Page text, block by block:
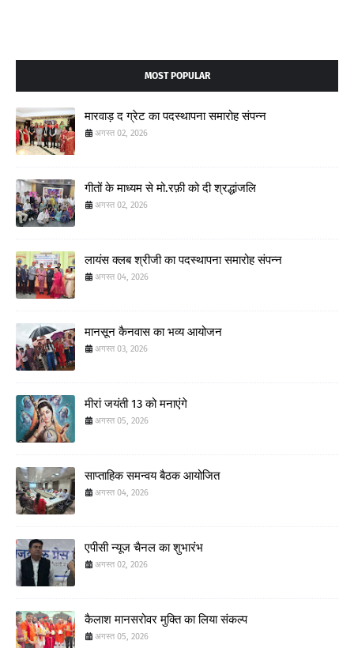
MOST POPULAR
मारवाड़ द ग्रेट का पदस्थापना समारोह संपन्न
अगस्त 02, 2026
गीतों के माध्यम से मो.रफ़ी को दी श्रद्धांजलि
अगस्त 02, 2026
लायंस क्लब श्रीजी का पदस्थापना समारोह संपन्न
अगस्त 04, 2026
मानसून कैनवास का भव्य आयोजन
अगस्त 03, 2026
मीरां जयंती 13 को मनाएंगे
अगस्त 05, 2026
साप्ताहिक समन्वय बैठक आयोजित
अगस्त 04, 2026
एपीसी न्यूज चैनल का शुभारंभ
अगस्त 02, 2026
कैलाश मानसरोवर मुक्ति का लिया संकल्प
अगस्त 05, 2026